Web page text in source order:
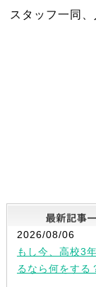
スタッフ一同
2026/08/06
もし今、高校3
るなら何をする